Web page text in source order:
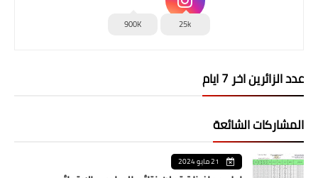
25k
900K
عدد الزائرين اخر 7 ايام
المشاركات الشائعة
21 مايو 2024